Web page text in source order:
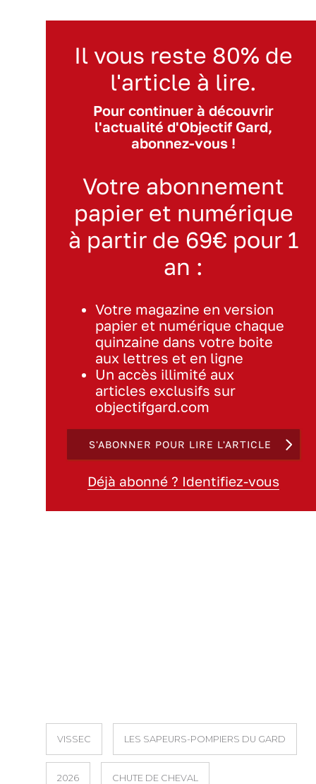
Il vous reste 80% de
l'article à lire.
Pour continuer à découvrir
l'actualité d'Objectif Gard,
abonnez-vous !
Votre abonnement
papier et numérique
à partir de 69€ pour 1
an :
Votre magazine en version
papier et numérique chaque
quinzaine dans votre boite
aux lettres et en ligne
Un accès illimité aux
articles exclusifs sur
objectifgard.com
S'ABONNER POUR LIRE L'ARTICLE
Déjà abonné ? Identifiez-vous
VISSEC LES SAPEURS-POMPIERS DU GARD
2026 CHUTE DE CHEVAL